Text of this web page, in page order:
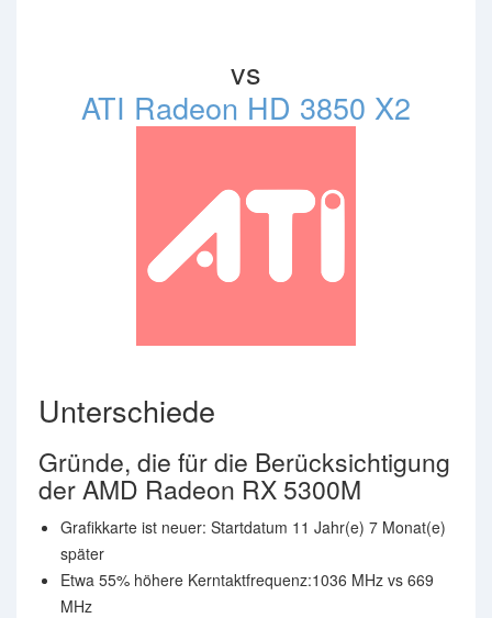
vs
ATI Radeon HD 3850 X2
Unterschiede
Gründe, die für die Berücksichtigung
der AMD Radeon RX 5300M
Grafikkarte ist neuer: Startdatum 11 Jahr(e) 7 Monat(e)
später
Etwa 55% höhere Kerntaktfrequenz:1036 MHz vs 669
MHz